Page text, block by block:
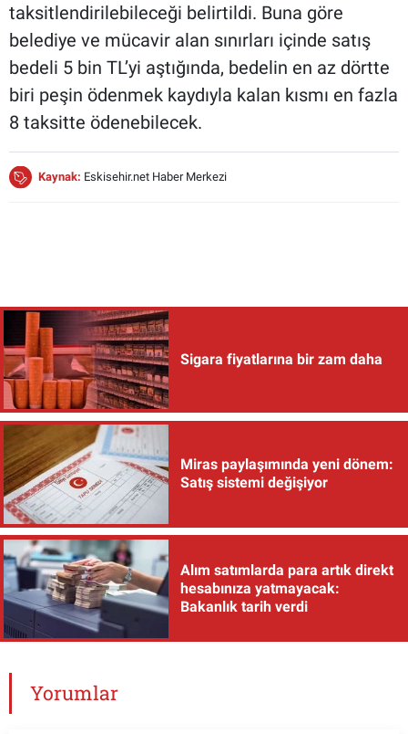
taksitlendirilebileceği belirtildi. Buna göre
belediye ve mücavir alan sınırları içinde satış
bedeli 5 bin TL’yi aştığında, bedelin en az dörtte
biri peşin ödenmek kaydıyla kalan kısmı en fazla
8 taksitte ödenebilecek.
Kaynak: Eskisehir.net Haber Merkezi
Sigara fiyatlarına bir zam daha
Miras paylaşımında yeni dönem:
Satış sistemi değişiyor
Alım satımlarda para artık direkt
hesabınıza yatmayacak:
Bakanlık tarih verdi
Yorumlar